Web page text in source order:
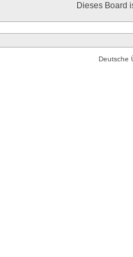
Dieses Board
Deutsche